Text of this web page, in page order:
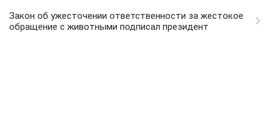
Закон об ужесточении ответственности за жестокое
обращение с животными подписал президент